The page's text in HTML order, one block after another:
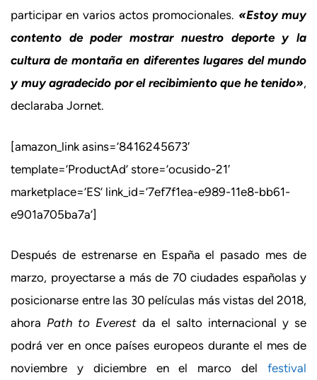
participar en varios actos promocionales. «Estoy muy
contento de poder mostrar nuestro deporte y la
cultura de montaña en diferentes lugares del mundo
y muy agradecido por el recibimiento que he tenido»,
declaraba Jornet.
[amazon_link asins=’8416245673′
template=’ProductAd’ store=’ocusido-21′
marketplace=’ES’ link_id=’7ef7f1ea-e989-11e8-bb61-
e901a705ba7a’]
Después de estrenarse en España el pasado mes de
marzo, proyectarse a más de 70 ciudades españolas y
posicionarse entre las 30 películas más vistas del 2018,
ahora Path to Everest da el salto internacional y se
podrá ver en once países europeos durante el mes de
noviembre y diciembre en el marco del festival